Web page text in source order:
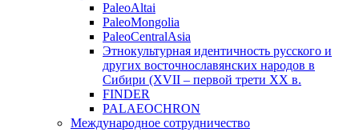
PaleoAltai
PaleoMongolia
PaleoCentralAsia
Этнокультурная идентичность русского и
других восточнославянских народов в
Сибири (XVII – первой трети ХХ в.
FINDER
PALAEOCHRON
Международное сотрудничество